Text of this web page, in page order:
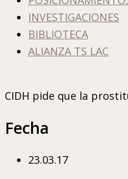
INVESTIGACIONES
BIBLIOTECA
ALIANZA TS LAC
CIDH pide que la
Fecha
23.03.17